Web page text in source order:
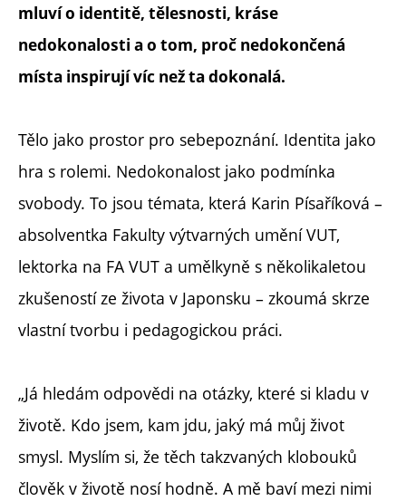
mluví o identitě, tělesnosti, kráse
nedokonalosti a o tom, proč nedokončená
místa inspirují víc než ta dokonalá.
Tělo jako prostor pro sebepoznání. Identita jako
hra s rolemi. Nedokonalost jako podmínka
svobody. To jsou témata, která Karin Písaříková –
absolventka Fakulty výtvarných umění VUT,
lektorka na FA VUT a umělkyně s několikaletou
zkušeností ze života v Japonsku – zkoumá skrze
vlastní tvorbu i pedagogickou práci.
„Já hledám odpovědi na otázky, které si kladu v
životě. Kdo jsem, kam jdu, jaký má můj život
smysl. Myslím si, že těch takzvaných klobouků
člověk v životě nosí hodně. A mě baví mezi nimi